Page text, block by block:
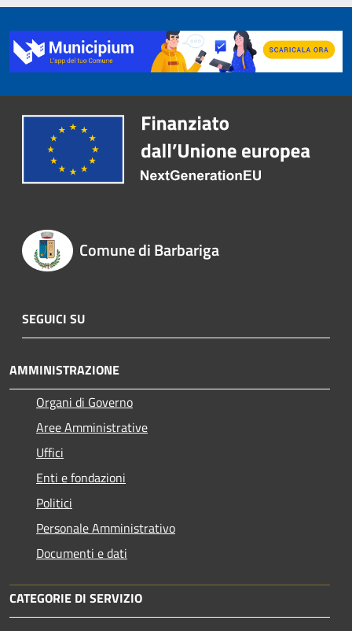
Comune di Barbariga
SEGUICI SU
AMMINISTRAZIONE
Organi di Governo
Aree Amministrative
Uffici
Enti e fondazioni
Politici
Personale Amministrativo
Documenti e dati
CATEGORIE DI SERVIZIO